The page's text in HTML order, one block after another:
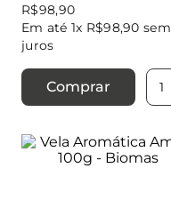
R$98,90
Em até 1x R$98,90 sem
juros
Comprar